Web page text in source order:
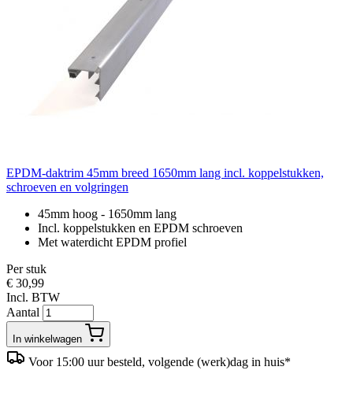
EPDM-daktrim 45mm breed 1650mm lang incl. koppelstukken,
schroeven en volgringen
45mm hoog - 1650mm lang
Incl. koppelstukken en EPDM schroeven
Met waterdicht EPDM profiel
Per stuk
€ 30,99
Incl. BTW
Aantal
In winkelwagen
Voor 15:00 uur besteld, volgende (werk)dag in huis*